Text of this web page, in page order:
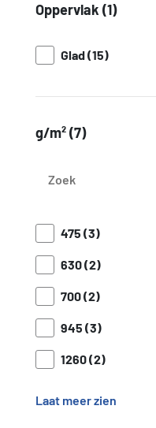
Oppervlak (1)
Glad (15)
g/m² (7)
475 (3)
630 (2)
700 (2)
945 (3)
1260 (2)
Laat meer zien